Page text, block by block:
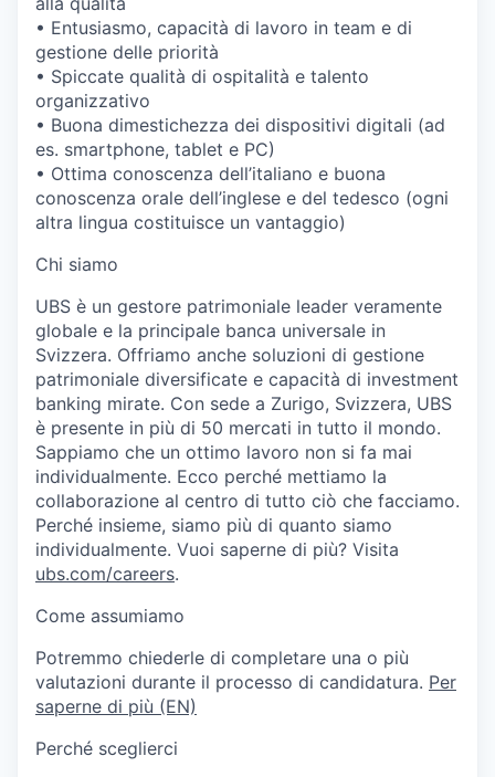
• Entusiasmo, capacità di lavoro in team e di
gestione delle priorità
• Spiccate qualità di ospitalità e talento
organizzativo
• Buona dimestichezza dei dispositivi digitali (ad
es. smartphone, tablet e PC)
• Ottima conoscenza dell’italiano e buona
conoscenza orale dell’inglese e del tedesco (ogni
altra lingua costituisce un vantaggio)
Chi siamo
UBS è un gestore patrimoniale leader veramente
globale e la principale banca universale in
Svizzera. Offriamo anche soluzioni di gestione
patrimoniale diversificate e capacità di investment
banking mirate. Con sede a Zurigo, Svizzera, UBS
è presente in più di 50 mercati in tutto il mondo.
Sappiamo che un ottimo lavoro non si fa mai
individualmente. Ecco perché mettiamo la
collaborazione al centro di tutto ciò che facciamo.
Perché insieme, siamo più di quanto siamo
individualmente. Vuoi saperne di più? Visita
ubs.com/careers.
Come assumiamo
Potremmo chiederle di completare una o più
valutazioni durante il processo di candidatura. Per
saperne di più (EN)
Perché sceglierci